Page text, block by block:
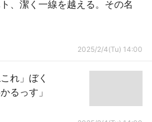
、潔く一線を越える。その名
2025/2/4(Tu) 14:00
れ」ぼく
るっす」